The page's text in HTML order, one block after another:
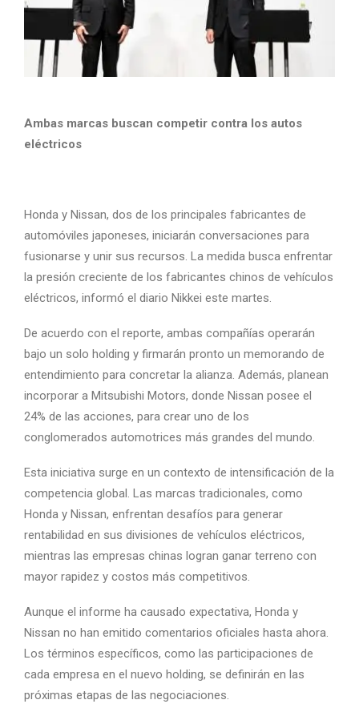
Ambas marcas buscan competir contra los autos
eléctricos
Honda y Nissan, dos de los principales fabricantes de
automóviles japoneses, iniciarán conversaciones para
fusionarse y unir sus recursos. La medida busca enfrentar
la presión creciente de los fabricantes chinos de vehículos
eléctricos, informó el diario Nikkei este martes.
De acuerdo con el reporte, ambas compañías operarán
bajo un solo holding y firmarán pronto un memorando de
entendimiento para concretar la alianza. Además, planean
incorporar a Mitsubishi Motors, donde Nissan posee el
24% de las acciones, para crear uno de los
conglomerados automotrices más grandes del mundo.
Esta iniciativa surge en un contexto de intensificación de la
competencia global. Las marcas tradicionales, como
Honda y Nissan, enfrentan desafíos para generar
rentabilidad en sus divisiones de vehículos eléctricos,
mientras las empresas chinas logran ganar terreno con
mayor rapidez y costos más competitivos.
Aunque el informe ha causado expectativa, Honda y
Nissan no han emitido comentarios oficiales hasta ahora.
Los términos específicos, como las participaciones de
cada empresa en el nuevo holding, se definirán en las
próximas etapas de las negociaciones.